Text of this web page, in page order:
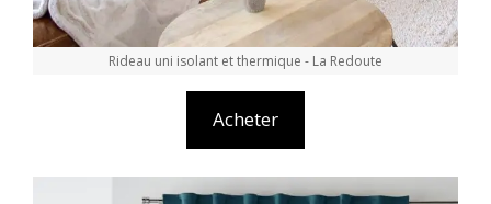
Rideau uni isolant et thermique - La Redoute
Acheter